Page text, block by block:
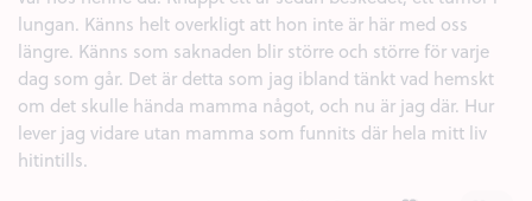
lungan. Känns helt overkligt att hon inte är här med oss
längre. Känns som saknaden blir större och större för varje
dag som går. Det är detta som jag ibland tänkt vad hemskt
om det skulle hända mamma något, och nu är jag där. Hur
lever jag vidare utan mamma som funnits där hela mitt liv
hitintills.